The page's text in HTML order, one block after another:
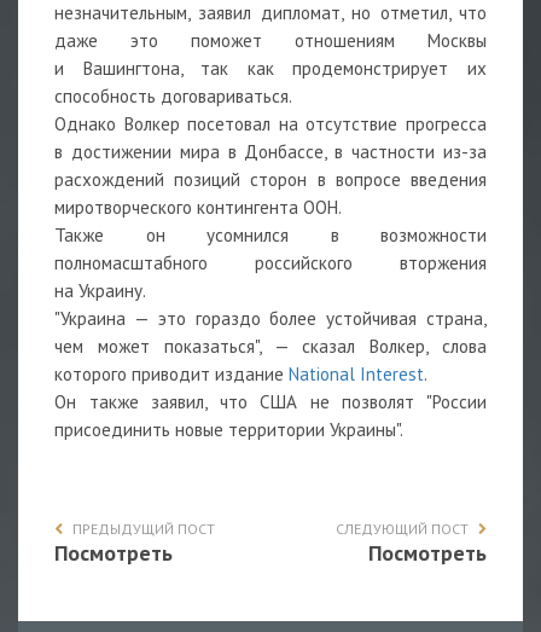
незначительным, заявил дипломат, но отметил, что
даже это поможет отношениям Москвы
и Вашингтона, так как продемонстрирует их
способность договариваться.
Однако Волкер посетовал на отсутствие прогресса
в достижении мира в Донбассе, в частности из-за
расхождений позиций сторон в вопросе введения
миротворческого контингента ООН.
Также он усомнился в возможности
полномасштабного российского вторжения
на Украину.
"Украина — это гораздо более устойчивая страна,
чем может показаться", — сказал Волкер, слова
которого приводит издание National Interest.
Он также заявил, что США не позволят "России
присоединить новые территории Украины".
ПРЕДЫДУЩИЙ ПОСТ
Посмотреть
СЛЕДУЮЩИЙ ПОСТ
Посмотреть